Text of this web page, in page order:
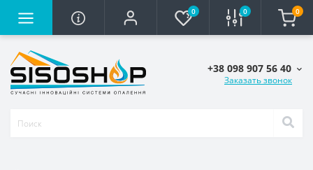
0 0 0
+38 098 907 56 40
Заказать звонок